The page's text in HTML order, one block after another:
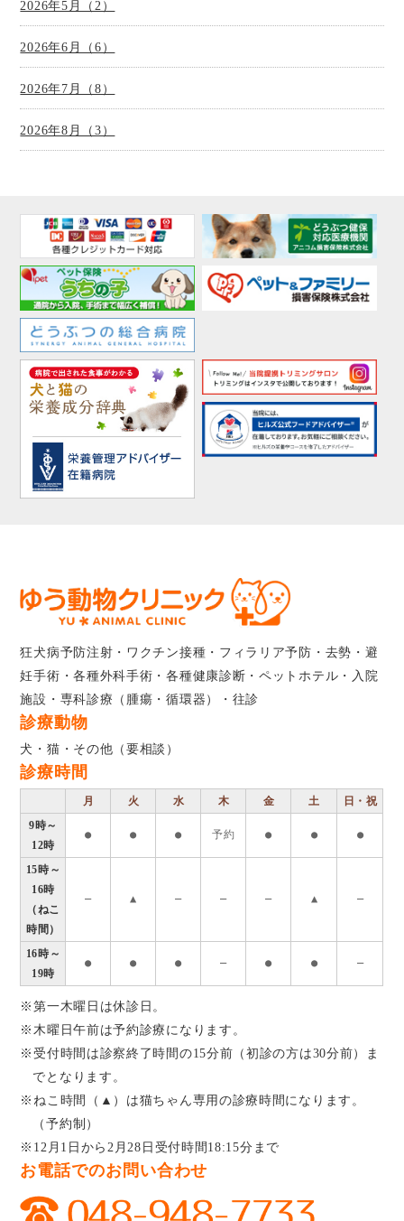
2026年5月（2）
2026年6月（6）
2026年7月（8）
2026年8月（3）
狂犬病予防注射・ワクチン接種・フィラリア予防・去勢・避
妊手術・各種外科手術・各種健康診断・ペットホテル・入院
施設・専科診療（腫瘍・循環器）・往診
診療動物
犬・猫・その他（要相談）
診療時間
月 火 水 木 金 土
日・祝
9時～
12時
● ● ● 予約 ● ● ●
15時～
16時
（ねこ
時間）
― ▲ ― ― ― ▲ ―
16時～
19時
● ● ● ― ● ● ―
※第一木曜日は休診日。
※木曜日午前は予約診療になります。
※受付時間は診察終了時間の15分前（初診の方は30分前）ま
でとなります。
※ねこ時間（▲）は猫ちゃん専用の診療時間になります。
（予約制）
※12月1日から2月28日受付時間18:15分まで
お電話でのお問い合わせ